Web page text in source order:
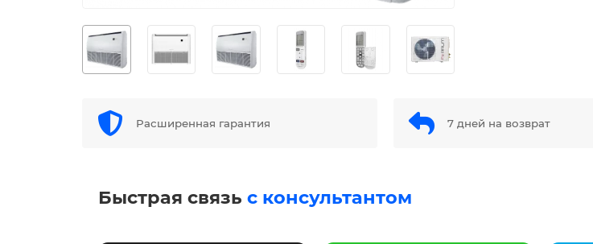
Расширенная гарантия 7 дней на возврат
Быстрая связь с консультантом